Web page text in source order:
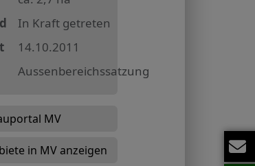
In Kraft getreten
14.10.2011
Aussenbereichssatzung
MV
in MV anzeigen